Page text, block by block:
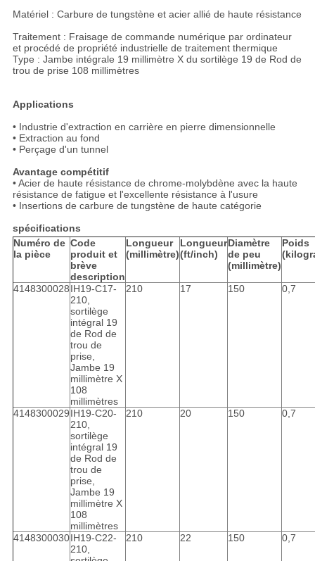
Matériel : Carbure de tungstène et acier allié de haute résistance
Traitement : Fraisage de commande numérique par ordinateur
et procédé de propriété industrielle de traitement thermique
Type : Jambe intégrale 19 millimètre X du sortilège 19 de Rod de
trou de prise 108 millimètres
Applications
• Industrie d'extraction en carrière en pierre dimensionnelle
• Extraction au fond
• Perçage d'un tunnel
Avantage compétitif
• Acier de haute résistance de chrome-molybdène avec la haute
résistance de fatigue et l'excellente résistance à l'usure
• Insertions de carbure de tungstène de haute catégorie
spécifications
Numéro de
la pièce
Code
produit et
brève
description
Longueur
(millimètre)
Longueur
(ft/inch)
Diamètre
de peu
(millimètre)
Poids
4148300028IH19-C17-
210,
sortilège
intégral 19
de Rod de
trou de
prise,
Jambe 19
millimètre X
108
millimètres
210 17 150 0,7
4148300029IH19-C20-
210,
sortilège
intégral 19
de Rod de
trou de
prise,
Jambe 19
millimètre X
108
millimètres
210 20 150 0,7
4148300030IH19-C22-
210,
210 22 150 0,7